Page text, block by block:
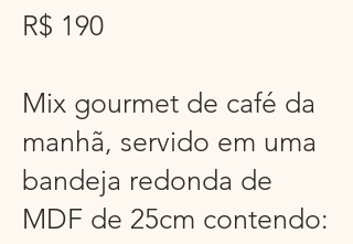
R$ 190
Mix gourmet de café da
manhã, servido em uma
bandeja redonda de
MDF de 25cm contendo: